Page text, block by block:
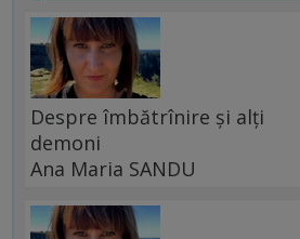
Despre îmbătrînire și alți
demoni
Ana Maria SANDU